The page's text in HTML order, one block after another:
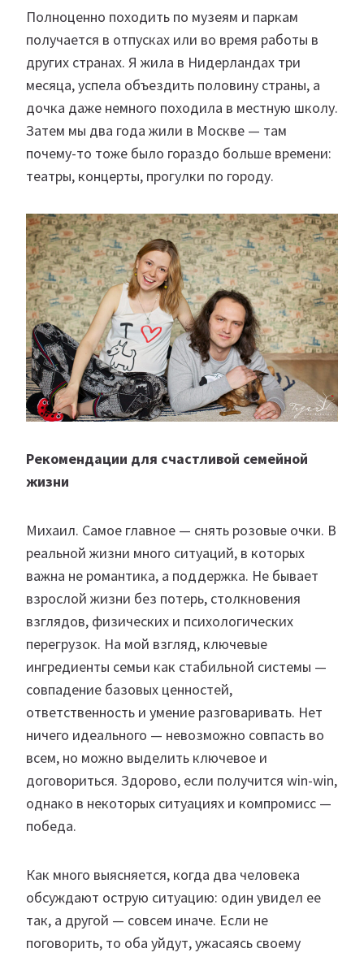
Полноценно походить по музеям и паркам
получается в отпусках или во время работы в
других странах. Я жила в Нидерландах три
месяца, успела объездить половину страны, а
дочка даже немного походила в местную школу.
Затем мы два года жили в Москве — там
почему-то тоже было гораздо больше времени:
театры, концерты, прогулки по городу.
Рекомендации для счастливой семейной
жизни
Михаил. Самое главное — снять розовые очки. В
реальной жизни много ситуаций, в которых
важна не романтика, а поддержка. Не бывает
взрослой жизни без потерь, столкновения
взглядов, физических и психологических
перегрузок. На мой взгляд, ключевые
ингредиенты семьи как стабильной системы —
совпадение базовых ценностей,
ответственность и умение разговаривать. Нет
ничего идеального — невозможно совпасть во
всем, но можно выделить ключевое и
договориться. Здорово, если получится win-win,
однако в некоторых ситуациях и компромисс —
победа.
Как много выясняется, когда два человека
обсуждают острую ситуацию: один увидел ее
так, а другой — совсем иначе. Если не
поговорить, то оба уйдут, ужасаясь своему